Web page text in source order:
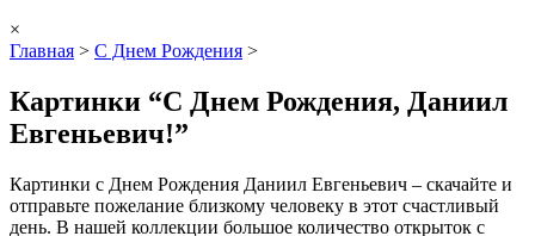
×
Главная > С Днем Рождения >
Картинки “С Днем Рождения, Даниил
Евгеньевич!”
Картинки с Днем Рождения Даниил Евгеньевич – скачайте и
отправьте пожелание близкому человеку в этот счастливый
день. В нашей коллекции большое количество открыток с